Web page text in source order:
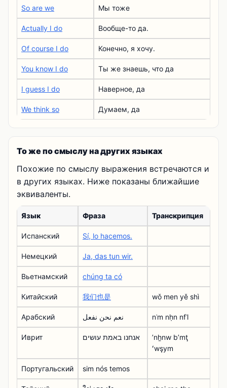
So are we Мы тоже
Actually I do Вообще-то да.
Of course I do Конечно, я хочу.
You know I do Ты же знаешь, что да
I guess I do Наверное, да
We think so Думаем, да
То же по смыслу на других языках
Похожие по смыслу выражения встречаются и
в других языках. Ниже показаны ближайшие
эквиваленты.
Язык Фраза Транскрипция
Испанский Sí, lo hacemos.
Немецкий Ja, das tun wir.
Вьетнамский chúng ta có
Китайский 我们也是 wǒ men yě shì
Арабский نعم نحن نفعل nʿm nḥn nfʿl
Иврит אנחנו באמת עושים
ʼnẖnw bʼmţ
ʻwşym
Португальский sim nós temos